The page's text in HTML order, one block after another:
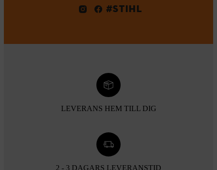
#STIHL
LEVERANS HEM TILL DIG
2 - 3 DAGARS LEVERANSTID